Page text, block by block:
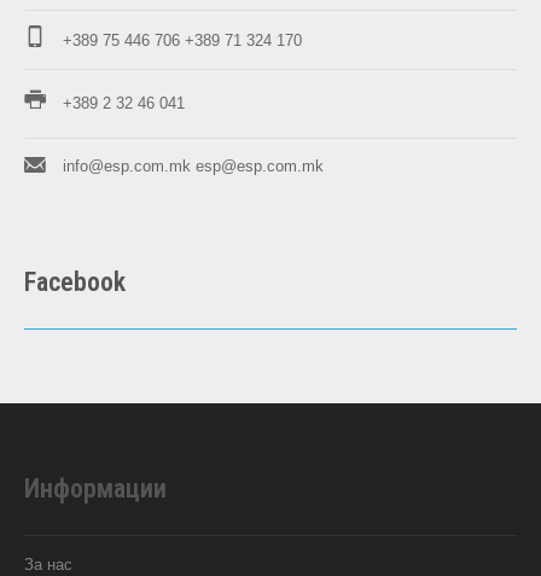
+389 75 446 706 +389 71 324 170
+389 2 32 46 041
info@esp.com.mk esp@esp.com.mk
Facebook
Информации
За нас